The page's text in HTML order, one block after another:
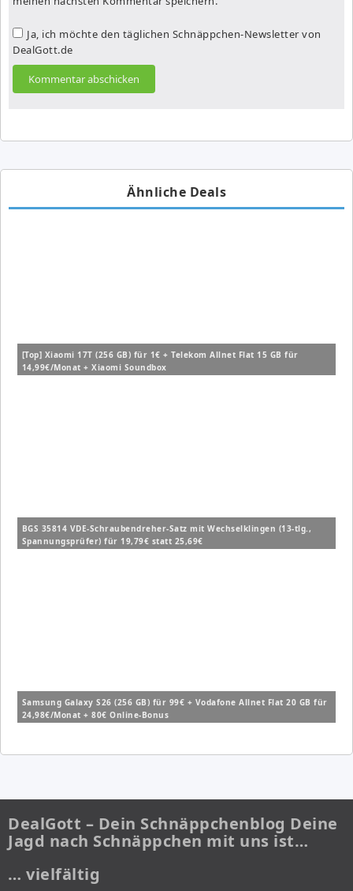
Ja, ich möchte den täglichen Schnäppchen-Newsletter von
DealGott.de
Ähnliche Deals
[Top] Xiaomi 17T (256 GB) für 1€ + Telekom Allnet Flat 15 GB für
14,99€/Monat + Xiaomi Soundbox
BGS 35814 VDE-Schraubendreher-Satz mit Wechselklingen (13-tlg.,
Spannungsprüfer) für 19,79€ statt 25,69€
Samsung Galaxy S26 (256 GB) für 99€ + Vodafone Allnet Flat 20 GB für
24,98€/Monat + 80€ Online-Bonus
DealGott – Dein Schnäppchenblog Deine
Jagd nach Schnäppchen mit uns ist…
… vielfältig